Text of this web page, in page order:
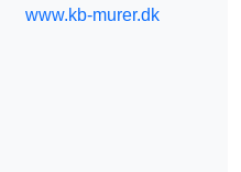
www.kb-murer.dk